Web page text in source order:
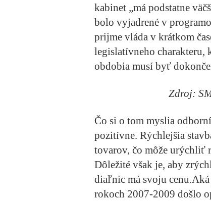
kabinet „má podstatne
bolo vyjadrené v
prijme vláda v krátkom
legislatívneho charakteru,
obdobia musí byť
Zdroj:
Čo si o tom myslia
pozitívne. Rýchlejšia
tovarov, čo môže urýchliť
Dôležité však je, aby
diaľnic má svoju cenu.Aká
rokoch 2007-2009 došlo